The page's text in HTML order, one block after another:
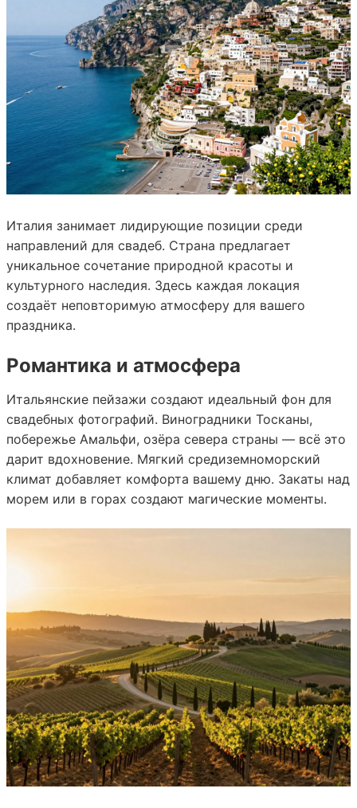
Италия занимает лидирующие позиции среди
направлений для свадеб. Страна предлагает
уникальное сочетание природной красоты и
культурного наследия. Здесь каждая локация
создаёт неповторимую атмосферу для вашего
праздника.
Романтика и атмосфера
Итальянские пейзажи создают идеальный фон для
свадебных фотографий. Виноградники Тосканы,
побережье Амальфи, озёра севера страны — всё это
дарит вдохновение. Мягкий средиземноморский
климат добавляет комфорта вашему дню. Закаты над
морем или в горах создают магические моменты.